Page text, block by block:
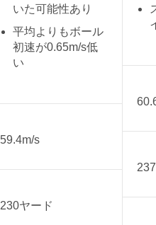
いた可能性あり
平均よりもボール
初速が0.65m/s低
い
59.4m/s
230ヤード